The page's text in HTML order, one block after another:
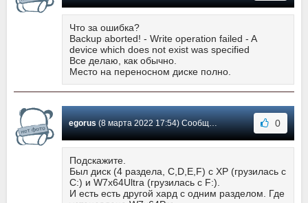
Что за ошибка?
Backup aborted! - Write operation failed - A
device which does not exist was specified
Все делаю, как обычно.
Место на переносном диске полно.
egorus(8 марта 2022 17:54) Сообщение #489 0
Подскажите.
Был диск (4 раздела, C,D,E,F) с XP (грузилась с
С:) и W7x64Ultra (грузилась с F:).
И есть есть другой хард с одним разделом. Где